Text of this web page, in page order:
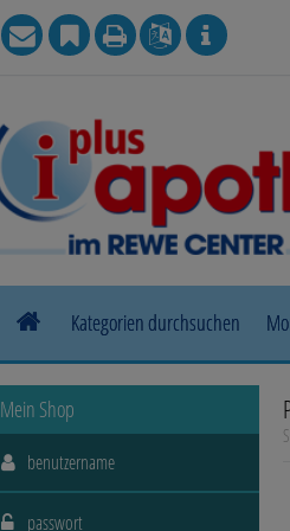
Kategorien durchsuchen
Allergie
Blase, Niere & Urogenitaltrakt
Haut, Haare & Nägel
Mein Shop